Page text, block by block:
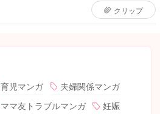
クリップ
育児マンガ
夫婦関係マンガ
ママ友トラブルマンガ
妊娠